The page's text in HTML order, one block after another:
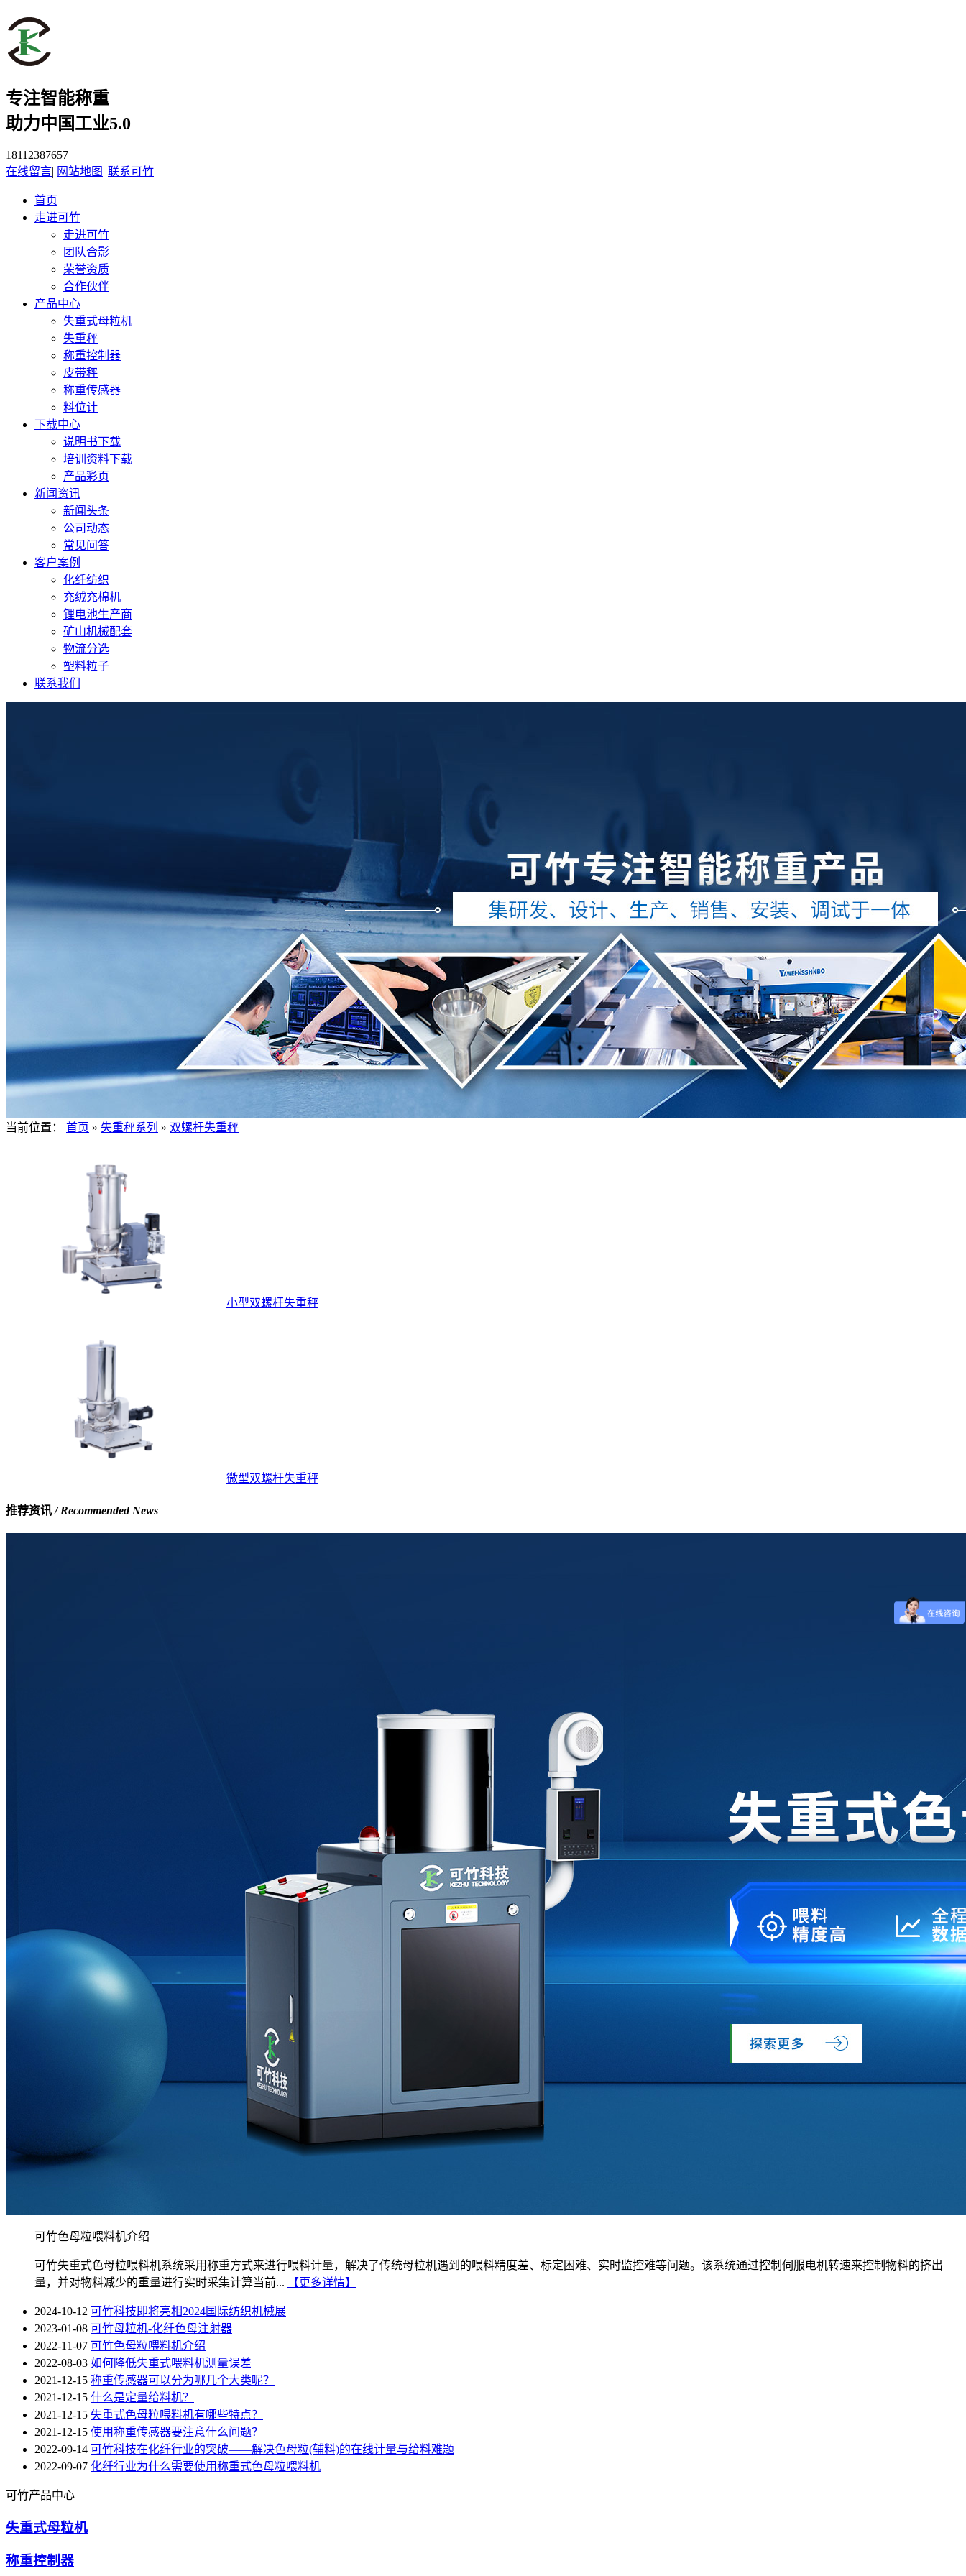
专注智能称重
助力中国工业5.0
18112387657
在线留言| 网站地图 | 联系可竹
首页
走进可竹
走进可竹
团队合影
荣誉资质
合作伙伴
产品中心
失重式母粒机
失重秤
称重控制器
皮带秤
称重传感器
料位计
下载中心
说明书下载
培训资料下载
产品彩页
新闻资讯
新闻头条
公司动态
常见问答
客户案例
化纤纺织
充绒充棉机
锂电池生产商
矿山机械配套
物流分选
塑料粒子
联系我们
当前位置： 首页 » 失重秤系列 » 双螺杆失重秤
小型双螺杆失重秤
微型双螺杆失重秤
推荐资讯/ Recommended News
可竹色母粒喂料机介绍
可竹失重式色母粒喂料机系统采用称重方式来进行喂料计量，解决了传统母粒机遇到的喂料精度差、标定困难、实时监控难等问题。该系统通过控制伺服电机转速来控制物料的挤出
量，并对物料减少的重量进行实时采集计算当前...
【更多详情】
2024-10-12 可竹科技即将亮相2024国际纺织机械展
2023-01-08 可竹母粒机-化纤色母注射器
2022-11-07 可竹色母粒喂料机介绍
2022-08-03 如何降低失重式喂料机测量误差
2021-12-15 称重传感器可以分为哪几个大类呢？
2021-12-15 什么是定量给料机？
2021-12-15 失重式色母粒喂料机有哪些特点？
2021-12-15 使用称重传感器要注意什么问题？
2022-09-14 可竹科技在化纤行业的突破——解决色母粒(辅料)的在线计量与给料难题
2022-09-07 化纤行业为什么需要使用称重式色母粒喂料机
可竹产品中心
失重式母粒机
称重控制器